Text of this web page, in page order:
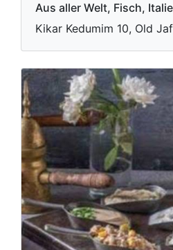
Aus aller Welt, Fisch,
Kikar Kedumim 10, Old